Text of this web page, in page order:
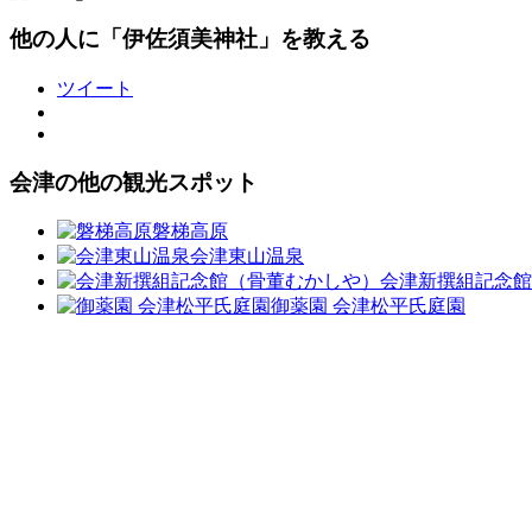
他の人に「伊佐須美神社」を教える
ツイート
会津の他の観光スポット
磐梯高原
会津東山温泉
会津新撰組記念
御薬園 会津松平氏庭園